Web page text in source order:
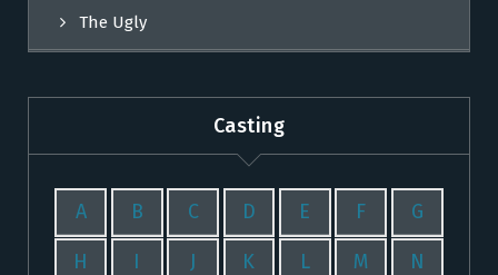
The Ugly
Casting
A B C D E F G
H I J K L M N